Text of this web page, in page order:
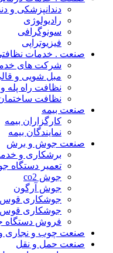
دندانپزشکی و
رادیولوژی
سونوگرافی
فیزیوتراپی
صنعت . خدمات
شرکت های
مبل شویی و
نظافت راه پله
نظافت
صنعت بیمه
کارگزاران بیمه
نمایندگان بیمه
صنعت جوش و برش
برشکاری و
تعمیر
جوش co2
جوش آرگون
جوشکاری قوس
جوشکاری قوس
فروش
صنعت چوب و نجاری
صنعت حمل و نقل